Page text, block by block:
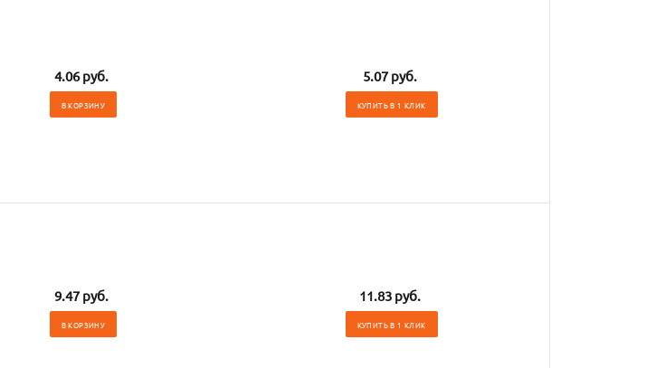
4.06 руб.
В КОРЗИНУ
5.07 руб.
КУПИТЬ В 1 КЛИК
9.47 руб.
В КОРЗИНУ
11.83 руб.
КУПИТЬ В 1 КЛИК